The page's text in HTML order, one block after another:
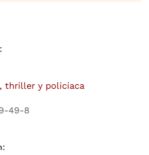
thriller y policíaca
49-8